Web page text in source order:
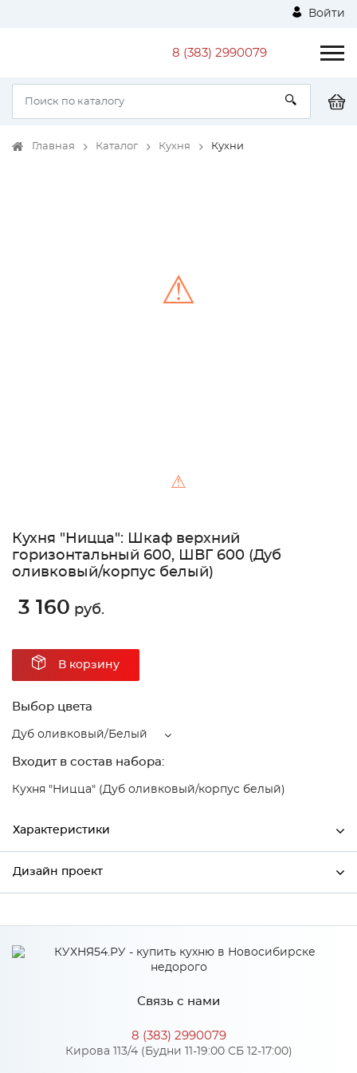
Войти
8 (383) 2990079
Главная Каталог Кухня Кухни
⚠
⚠
Кухня "Ницца": Шкаф верхний
горизонтальный 600, ШВГ 600 (Дуб
оливковый/корпус белый)
3 160 руб.
В корзину
Выбор цвета
Дуб оливковый/Белый
Входит в состав набора:
Кухня "Ницца" (Дуб оливковый/корпус белый)
Характеристики
Ширина
Сурская мебель
Дуб оливковый/Белый
МДФ
Дизайн проект
*
Связь с нами
8 (383) 2990079
Кирова 113/4 (Будни 11-19:00 СБ 12-17:00)